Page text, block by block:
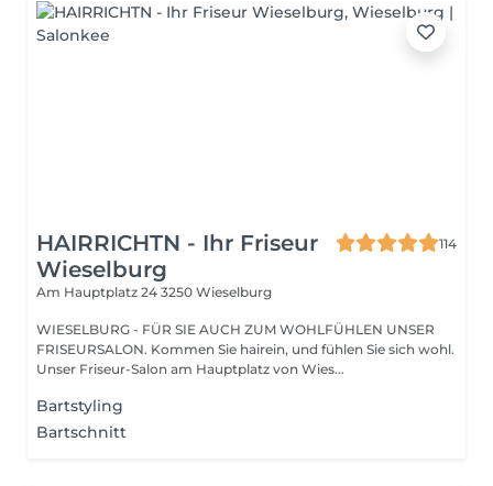
HAIRRICHTN - Ihr Friseur
Wieselburg
114
Am Hauptplatz 24 3250 Wieselburg
WIESELBURG - FÜR SIE AUCH ZUM WOHLFÜHLEN UNSER
FRISEURSALON. Kommen Sie hairein, und fühlen Sie sich wohl.
Unser Friseur-Salon am Hauptplatz von Wies...
Bartstyling
Bartschnitt